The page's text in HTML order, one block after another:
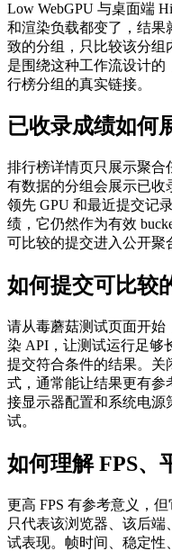
Low WebGPU 与桌面端
和渲染负载都变了，结果
致的分组，只比较该分组
是围绕这种工作流设计
行榜分组的真实链接。
已收录成绩如何
排行榜详情页只展示聚合
有数据的分组会展示已收
领先 GPU 和最近提交记
绩，它仍然作为有效
可比较的提交进入公开聚
如何提交可比较
请从毒蘑菇测试页面开始
染 API，让测试运行足够
提交符合条件的结果。关
式，通常能让结果更有参
接显示器配置和系统电源
试。
如何理解 FPS、
更高 FPS 有参考意义，
只代表该浏览器、该后端
试表现。帧时间、稳定性